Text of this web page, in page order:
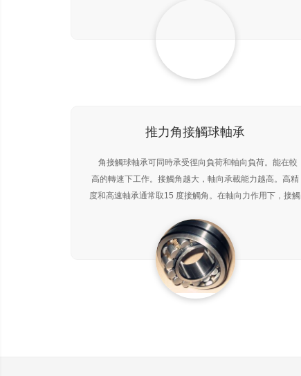
推力角接觸球軸承
角接觸球軸承可同時承受徑向負荷和軸向負荷。能在較
高的轉速下工作。接觸角越大，軸向承載能力越高。高精
度和高速軸承通常取15 度接觸角。在軸向力作用下，接觸